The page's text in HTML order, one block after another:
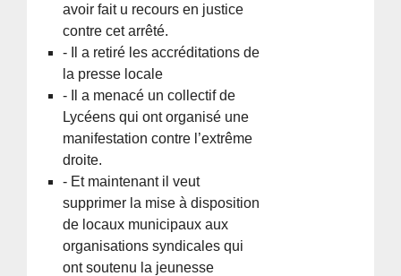
avoir fait u recours en justice
contre cet arrêté.
- Il a retiré les accréditations de
la presse locale
- Il a menacé un collectif de
Lycéens qui ont organisé une
manifestation contre l’extrême
droite.
- Et maintenant il veut
supprimer la mise à disposition
de locaux municipaux aux
organisations syndicales qui
ont soutenu la jeunesse